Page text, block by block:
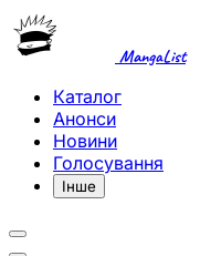
MangaList
Каталог
Анонси
Новини
Голосування
Інше